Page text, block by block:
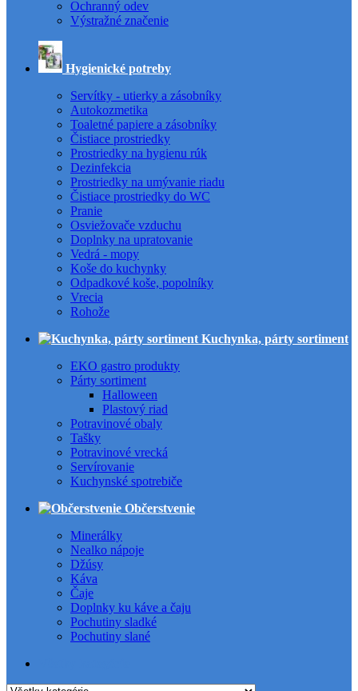
Ochranný odev
Výstražné značenie
Hygienické potreby
Servítky - utierky a zásobníky
Autokozmetika
Toaletné papiere a zásobníky
Čistiace prostriedky
Prostriedky na hygienu rúk
Dezinfekcia
Prostriedky na umývanie riadu
Čistiace prostriedky do WC
Pranie
Osviežovače vzduchu
Doplnky na upratovanie
Vedrá - mopy
Koše do kuchynky
Odpadkové koše, popolníky
Vrecia
Rohože
Kuchynka, párty sortiment
EKO gastro produkty
Párty sortiment
Halloween
Plastový riad
Potravinové obaly
Tašky
Potravinové vrecká
Servírovanie
Kuchynské spotrebiče
Občerstvenie
Minerálky
Nealko nápoje
Džúsy
Káva
Čaje
Doplnky ku káve a čaju
Pochutiny sladké
Pochutiny slané